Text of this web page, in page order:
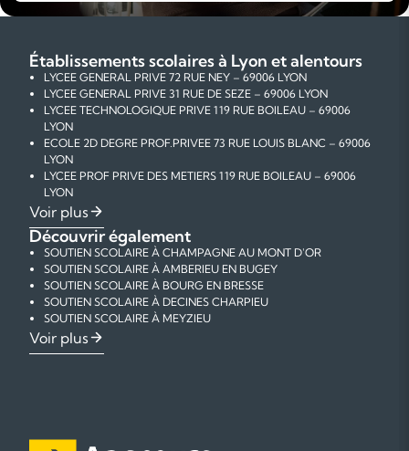
Établissements scolaires à Lyon et alentours
LYCEE GENERAL PRIVE 72 RUE NEY – 69006 LYON
LYCEE GENERAL PRIVE 31 RUE DE SEZE – 69006 LYON
LYCEE TECHNOLOGIQUE PRIVE 119 RUE BOILEAU – 69006
LYON
ECOLE 2D DEGRE PROF.PRIVEE 73 RUE LOUIS BLANC – 69006
LYON
LYCEE PROF PRIVE DES METIERS 119 RUE BOILEAU – 69006
LYON
COLLEGE PRIVE 1 RUE PAUL MICHEL PERRET – 69006 LYON
COLLEGE PRIVE 31 RUE GERMAIN – 69006 LYON
COLLEGE 10 RUE DE LA GAITE – 69006 LYON
COLLEGE 69 RUE VENDOME – 69006 LYON
COLLEGE PRIVE 72 RUE NEY – 69006 LYON
ECOLE ELEMENTAIRE PUBLIQUE 6 RUE CRILLON – 69006 LYON
ECOLE MATERNELLE PUBLIQUE 25 RUE PIERRE CORNEILLE –
69006 LYON
ECOLE MATERNELLE PUBLIQUE 12 RUE CRILLON – 69006 LYON
ECOLE MATERNELLE PUBLIQUE 149 RUE BOILEAU – 69006
LYON
Voir plus
Découvrir également
SOUTIEN SCOLAIRE À CHAMPAGNE AU MONT D'OR
SOUTIEN SCOLAIRE À AMBERIEU EN BUGEY
SOUTIEN SCOLAIRE À BOURG EN BRESSE
SOUTIEN SCOLAIRE À DECINES CHARPIEU
SOUTIEN SCOLAIRE À MEYZIEU
SOUTIEN SCOLAIRE À ECULLY
SOUTIEN SCOLAIRE À STE FOY LES LYON
COURS PARTICULIERS DE MATHÉMATIQUES À LYON
COURS PARTICULIERS DE PHYSIQUE-CHIMIE À LYON
Voir plus